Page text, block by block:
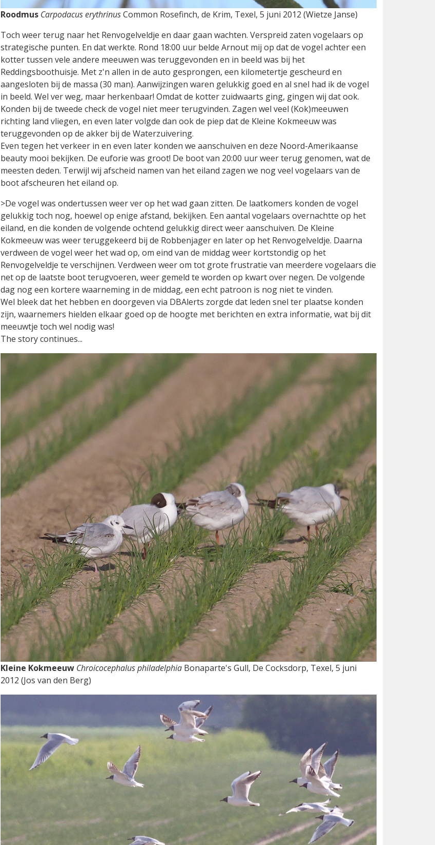
Roodmus Carpodacus erythrinusCommon Rosefinch, de Krim, Texel, 5 juni 2012 (Wietze Janse)
Toch weer terug naar het Renvogelveldje en daar gaan wachten. Verspreid zaten vogelaars op
strategische punten. En dat werkte. Rond 18:00 uur belde Arnout mij op dat de vogel achter een
kotter tussen vele andere meeuwen was teruggevonden en in beeld was bij het
Reddingsboothuisje. Met z'n allen in de auto gesprongen, een kilometertje gescheurd en
aangesloten bij de massa (30 man). Aanwijzingen waren gelukkig goed en al snel had ik de vogel
in beeld. Wel ver weg, maar herkenbaar! Omdat de kotter zuidwaarts ging, gingen wij dat ook.
Konden bij de tweede check de vogel niet meer terugvinden. Zagen wel veel (Kok)meeuwen
richting land vliegen, en even later volgde dan ook de piep dat de Kleine Kokmeeuw was
teruggevonden op de akker bij de Waterzuivering.
Even tegen het verkeer in en even later konden we aanschuiven en deze Noord-Amerikaanse
beauty mooi bekijken. De euforie was groot! De boot van 20:00 uur weer terug genomen, wat de
meesten deden. Terwijl wij afscheid namen van het eiland zagen we nog veel vogelaars van de
boot afscheuren het eiland op.
>De vogel was ondertussen weer ver op het wad gaan zitten. De laatkomers konden de vogel
gelukkig toch nog, hoewel op enige afstand, bekijken. Een aantal vogelaars overnachtte op het
eiland, en die konden de volgende ochtend gelukkig direct weer aanschuiven. De Kleine
Kokmeeuw was weer teruggekeerd bij de Robbenjager en later op het Renvogelveldje. Daarna
verdween de vogel weer het wad op, om eind van de middag weer kortstondig op het
Renvogelveldje te verschijnen. Verdween weer om tot grote frustratie van meerdere vogelaars die
net op de laatste boot terugvoeren, weer gemeld te worden op kwart over negen. De volgende
dag nog een kortere waarneming in de middag, een echt patroon is nog niet te vinden.
Wel bleek dat het hebben en doorgeven via DBAlerts zorgde dat leden snel ter plaatse konden
zijn, waarnemers hielden elkaar goed op de hoogte met berichten en extra informatie, wat bij dit
meeuwtje toch wel nodig was!
The story continues...
Kleine Kokmeeuw Chroicocephalus philadelphia Bonaparte's Gull, De Cocksdorp, Texel, 5 juni
2012 (Jos van den Berg)